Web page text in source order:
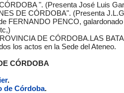
". (Presenta José Luis
DE CÓRDOBA". (Presenta
FERNANDO PENCO,
DE CÓRDOBA.LAS
los actos en la Sede del Ateneo.
CÓRDOBA
.
de Córdoba.